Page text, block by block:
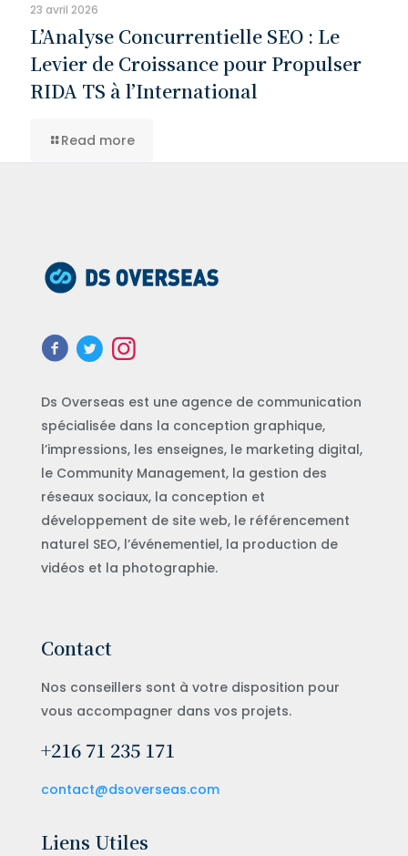
23 avril 2026
L’Analyse Concurrentielle SEO : Le
Levier de Croissance pour Propulser
RIDA TS à l’International
Read more
Ds Overseas est une agence de communication
spécialisée dans la conception graphique,
l’impressions, les enseignes, le marketing digital,
le Community Management, la gestion des
réseaux sociaux, la conception et
développement de site web, le référencement
naturel SEO, l’événementiel, la production de
vidéos et la photographie.
Contact
Nos conseillers sont à votre disposition pour
vous accompagner dans vos projets.
+216 71 235 171
contact@dsoverseas.com
Liens Utiles